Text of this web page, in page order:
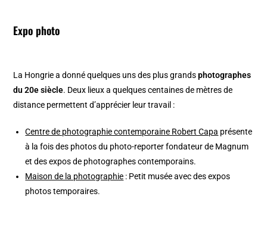
Expo photo
La Hongrie a donné quelques uns des plus grandsphotographes
du 20e siècle. Deux lieux a quelques centaines de mètres de
distance permettent d’apprécier leur travail :
Centre de photographie contemporaine Robert Capa présente
à la fois des photos du photo-reporter fondateur de Magnum
et des expos de photographes contemporains.
Maison de la photographie : Petit musée avec des expos
photos temporaires.